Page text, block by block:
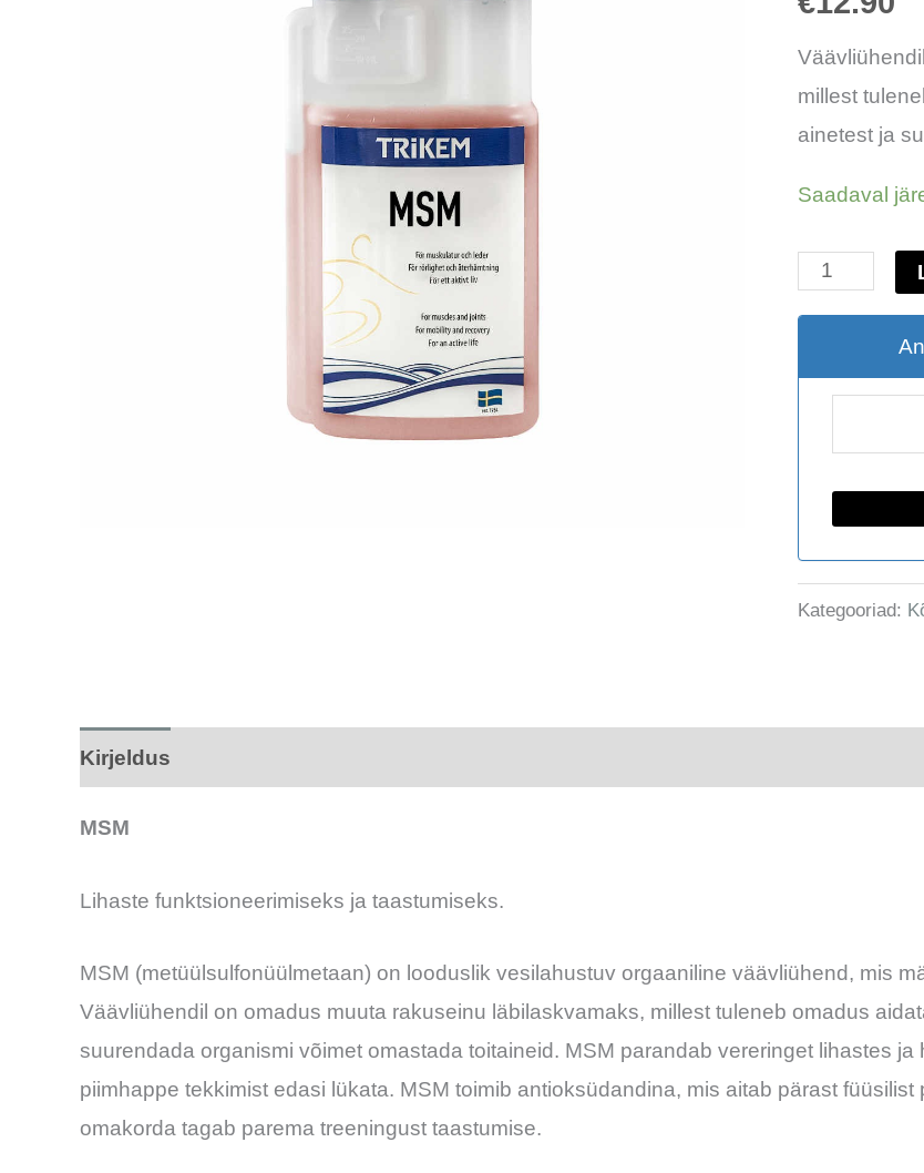
millest
ainetest ja
Saadaval
Kategooriad:
Kirjeldus
MSM
Lihaste funktsioneerimiseks ja taastumiseks.
MSM (metüülsulfonüülmetaan) on looduslik vesilahustuv orgaaniline väävliühend, mis
Väävliühendil on omadus muuta rakuseinu läbilaskvamaks, millest tuleneb omadus
suurendada organismi võimet omastada toitaineid. MSM parandab vereringet lihastes
piimhappe tekkimist edasi lükata. MSM toimib antioksüdandina, mis aitab pärast
omakorda tagab parema treeningust taastumise.